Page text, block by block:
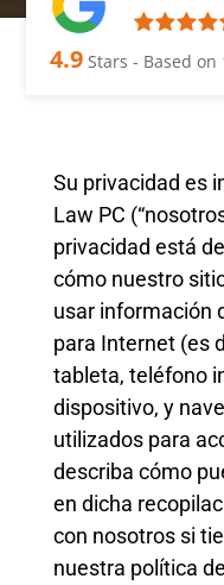
4.9 Stars - Based on
Su privacidad es
Law PC
privacidad está
cómo nuestro
usar información
para Internet (es
tableta, teléfono
dispositivo, y
utilizados para
describa cómo
en dicha
con nosotros si
nuestra política